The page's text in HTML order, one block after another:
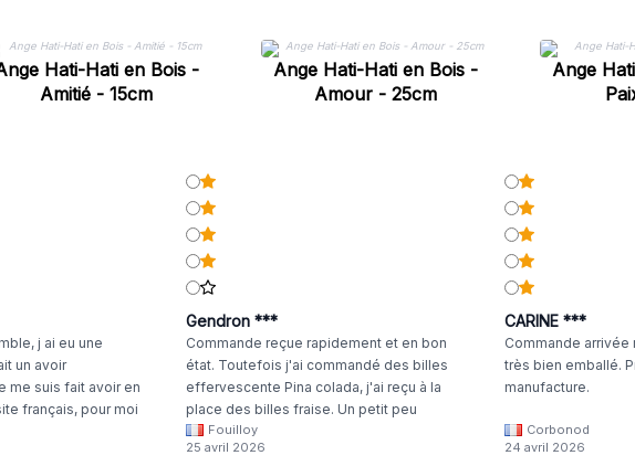
Hati-Hati en Bois -
Amitié - 15cm
Ange Hati-Hati en Bois -
Amour - 25cm
Ange
j ai eu une
un avoir
me suis fait avoir en
français, pour moi
produits était de la
tout est en
Gendron ***
Commande reçue rapidement et en bon
état. Toutefois j'ai commandé des billes
effervescente Pina colada, j'ai reçu à la
place des billes fraise. Un petit peu
dommage
Fouilloy
25 avril 2026
CARINE ***
Commande
très bien emballé.
manufacture.
Corbonod
24 avril 2026